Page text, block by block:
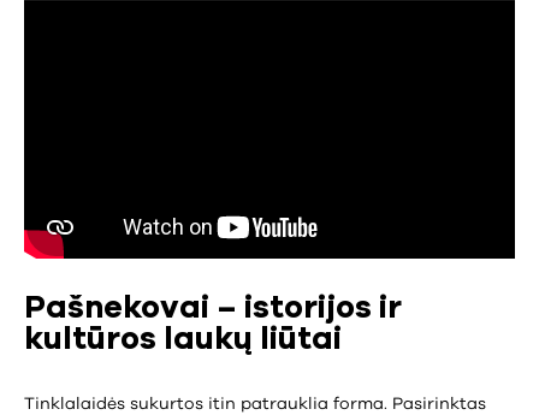
Pašnekovai – istorijos ir
kultūros laukų liūtai
Tinklalaidės sukurtos itin patrauklia forma. Pasirinktas